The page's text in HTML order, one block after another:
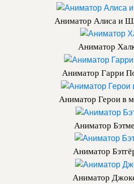
Аниматор Алиса и
Аниматор
Аниматор Гарри
Аниматор Герои в
Аниматор
Аниматор
Аниматор